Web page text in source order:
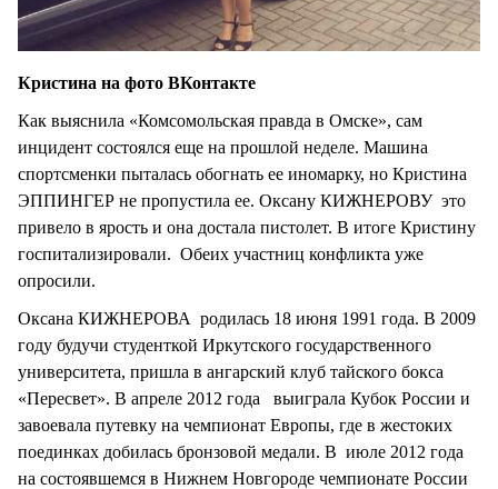
Кристина на фото ВКонтакте
Как выяснила «Комсомольская правда в Омске», сам
инцидент состоялся еще на прошлой неделе. Машина
спортсменки пыталась обогнать ее иномарку, но Кристина
ЭППИНГЕР не пропустила ее. Оксану КИЖНЕРОВУ это
привело в ярость и она достала пистолет. В итоге Кристину
госпитализировали. Обеих участниц конфликта уже
опросили.
Оксана КИЖНЕРОВА родилась 18 июня 1991 года. В 2009
году будучи студенткой Иркутского государственного
университета, пришла в ангарский клуб тайского бокса
«Пересвет». В апреле 2012 года выиграла Кубок России и
завоевала путевку на чемпионат Европы, где в жестоких
поединках добилась бронзовой медали. В июле 2012 года
на состоявшемся в Нижнем Новгороде чемпионате России